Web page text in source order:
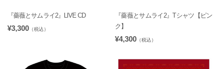
『薔薇とサムライ2』LIVE CD
¥3,300 （税込）
『薔薇とサムライ2』Tシャツ【ピン
ク】
¥4,300 （税込）